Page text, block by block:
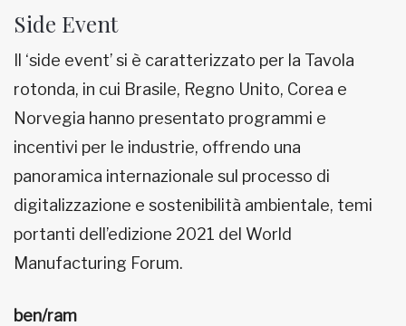
Side Event
Il ‘side event’ si è caratterizzato per la Tavola
rotonda, in cui Brasile, Regno Unito, Corea e
Norvegia hanno presentato programmi e
incentivi per le industrie, offrendo una
panoramica internazionale sul processo di
digitalizzazione e sostenibilità ambientale, temi
portanti dell’edizione 2021 del World
Manufacturing Forum.
ben/ram